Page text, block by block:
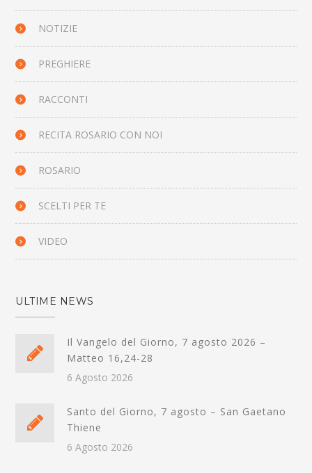
NOTIZIE
PREGHIERE
RACCONTI
RECITA ROSARIO CON NOI
ROSARIO
SCELTI PER TE
VIDEO
ULTIME NEWS
Il Vangelo del Giorno, 7 agosto 2026 –
Matteo 16,24-28
6 Agosto 2026
Santo del Giorno, 7 agosto – San Gaetano
Thiene
6 Agosto 2026